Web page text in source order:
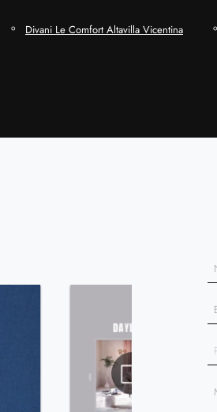
Divani Le Comfort Altavilla Vicentina